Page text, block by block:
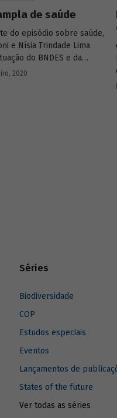
de saúde
do episódio sobre saúde,
e Nísia Trindade Lima
do BNDES e da
explicando como as
2020
Séries
Biodiversidade
COP
Estudos especiais
Eventos
Lançamentos de
States of the future
Ver todas as séries